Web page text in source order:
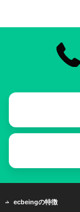
ecbeingの特徴